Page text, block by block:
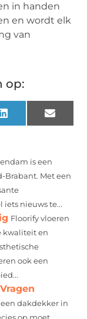
in handen
en wordt elk
van
op:
LinkedIn Email
is een
Brabant. Met een
nieuws te...
Floorify vloeren
kwaliteit en
ook een
dakdekker in